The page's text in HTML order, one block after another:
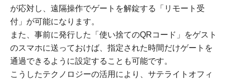
が応対し、遠隔操作でゲートを解錠する「リモート受
付」が可能になります。
また、事前に発行した「使い捨てのQRコード」をゲスト
のスマホに送っておけば、指定された時間だけゲートを
通過できるように設定することも可能です。
こうしたテクノロジーの活用により、サテライトオフィ